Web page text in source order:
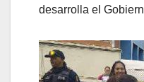
desarrolla el